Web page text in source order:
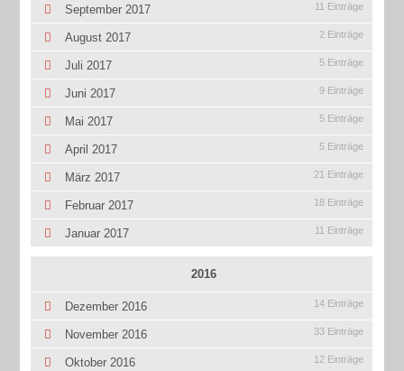
September 2017 11 Einträge
August 2017 2 Einträge
Juli 2017 5 Einträge
Juni 2017 9 Einträge
Mai 2017 5 Einträge
April 2017 5 Einträge
März 2017 21 Einträge
Februar 2017 18 Einträge
Januar 2017 11 Einträge
2016
Dezember 2016 14 Einträge
November 2016 33 Einträge
Oktober 2016 12 Einträge